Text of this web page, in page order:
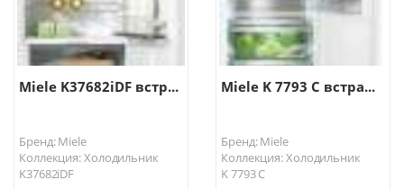
Miele K37682iDF встр...
Бренд: Miele
Коллекция: Холодильник
K37682iDF
Miele K 7793 C встра...
Бренд: Miele
Коллекция: Холодильник
K 7793 C